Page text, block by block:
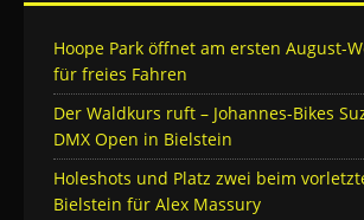
Hoope Park öffnet am ersten August-
für freies Fahren
Der Waldkurs ruft – Johannes-Bikes
DMX Open in Bielstein
Holeshots und Platz zwei beim
Bielstein für Alex Massury